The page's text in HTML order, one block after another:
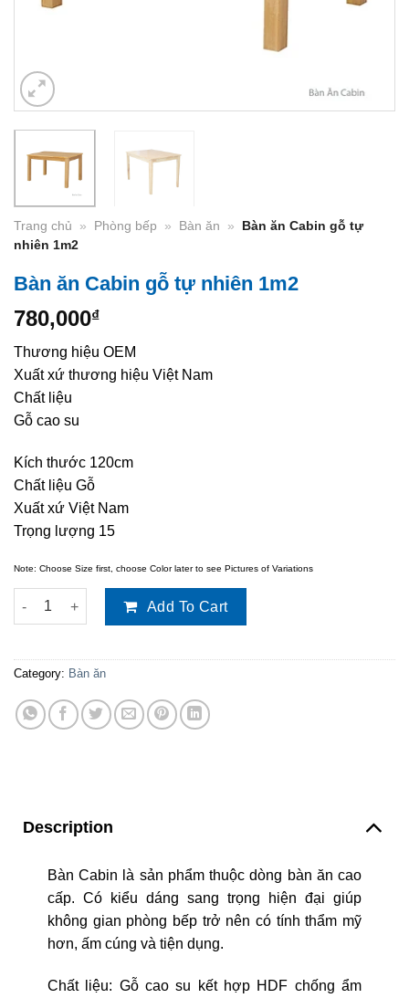
Trang chủ » Phòng bếp » Bàn ăn »
Bàn ăn Cabin gỗ tự
nhiên 1m2
Bàn ăn Cabin gỗ tự nhiên 1m2
780,000₫
Thương hiệu OEM
Xuất xứ thương hiệu Việt Nam
Chất liệu
Gỗ cao su
Kích thước 120cm
Chất liệu Gỗ
Xuất xứ Việt Nam
Trọng lượng 15
Note: Choose Size first, choose Color later to see Pictures of Variations
Bàn ăn Cabin gỗ tự nhiên 1m2 quantity
Add To Cart
Category: Bàn ăn
Description
Bàn Cabin là sản phẩm thuộc dòng bàn ăn cao
cấp. Có kiểu dáng sang trọng hiện đại giúp
không gian phòng bếp trở nên có tính thẩm mỹ
hơn, ấm cúng và tiện dụng.
Chất liệu: Gỗ cao su kết hợp HDF chống ẩm